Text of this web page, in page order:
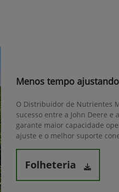
Menos tempo
O Distribuidor de Nutrientes
sucesso entre a John Deere
garante maior capacidade
ajuste e o melhor suporte
Folheteria